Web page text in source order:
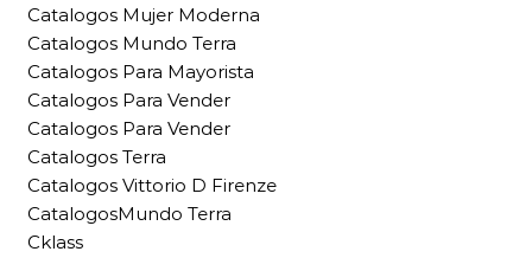
Catalogos Mujer Moderna
Catalogos Mundo Terra
Catalogos Para Mayorista
Catalogos Para Vender
Catalogos Para Vender
Catalogos Terra
Catalogos Vittorio D Firenze
CatalogosMundo Terra
Cklass